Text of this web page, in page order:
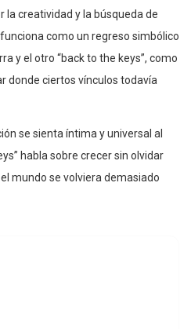
creatividad y la búsqueda de
como un regreso simbólico
y el otro “back to the keys”, como
donde ciertos vínculos todavía
se sienta íntima y universal al
habla sobre crecer sin olvidar
mundo se volviera demasiado